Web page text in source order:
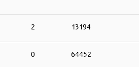
2 13194
0 64452